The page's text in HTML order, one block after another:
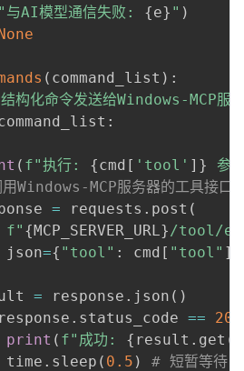
AI模型通信失败: {e} " )
( command_list ) :
构化命令发送给Windows-MCP服
:
( f"执行: {cmd [ 'tool' ] }
参
Windows-MCP服务器的工具接口
= requests . post (
f" {MCP_SERVER_URL}/tool/
json
={ "tool" : cmd [ "tool" ]
= response . json ( )
. status_code ==
200
print ( f"成功: { result . get (
time
. sleep ( 0.5 )
# 短暂等待，